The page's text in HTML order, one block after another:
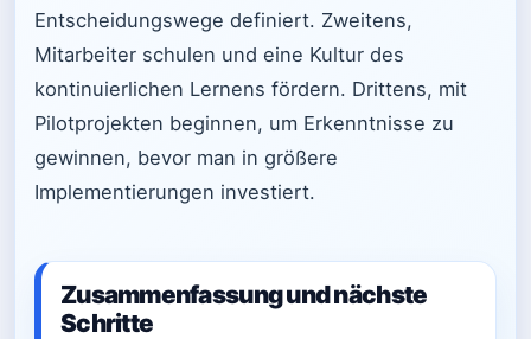
Entscheidungswege definiert. Zweitens,
Mitarbeiter schulen und eine Kultur des
kontinuierlichen Lernens fördern. Drittens, mit
Pilotprojekten beginnen, um Erkenntnisse zu
gewinnen, bevor man in größere
Implementierungen investiert.
Zusammenfassung und nächste
Schritte